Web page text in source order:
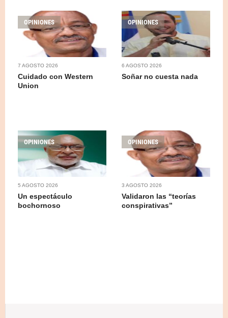
OPINIONES
7 AGOSTO 2026
Cuidado con Western
Union
OPINIONES
6 AGOSTO 2026
Soñar no cuesta nada
OPINIONES
5 AGOSTO 2026
Un espectáculo
bochornoso
OPINIONES
3 AGOSTO 2026
Validaron las “teorías
conspirativas”